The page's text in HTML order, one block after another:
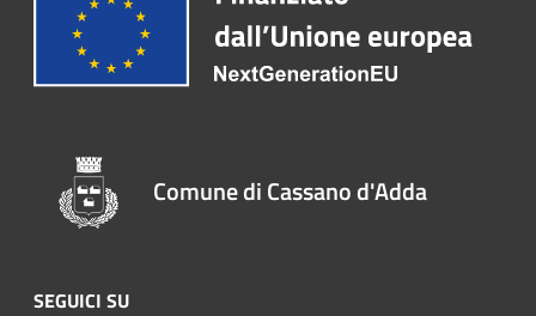
Comune di Cassano d'Adda
SEGUICI SU